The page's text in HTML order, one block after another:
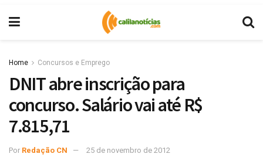
Home Concursos e Emprego
DNIT abre inscrição para
concurso. Salário vai até R$
7.815,71
Por Redação CN 25 de novembro de 2012